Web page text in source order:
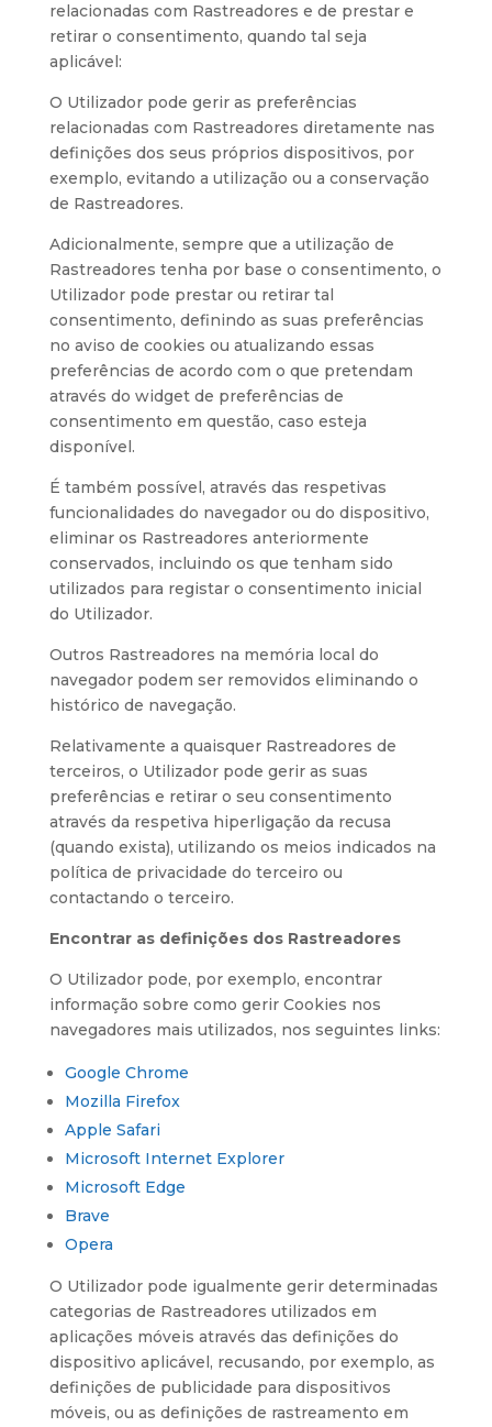
relacionadas com Rastreadores e de prestar e
retirar o consentimento, quando tal seja
aplicável:
O Utilizador pode gerir as preferências
relacionadas com Rastreadores diretamente nas
definições dos seus próprios dispositivos, por
exemplo, evitando a utilização ou a conservação
de Rastreadores.
Adicionalmente, sempre que a utilização de
Rastreadores tenha por base o consentimento, o
Utilizador pode prestar ou retirar tal
consentimento, definindo as suas preferências
no aviso de cookies ou atualizando essas
preferências de acordo com o que pretendam
através do widget de preferências de
consentimento em questão, caso esteja
disponível.
É também possível, através das respetivas
funcionalidades do navegador ou do dispositivo,
eliminar os Rastreadores anteriormente
conservados, incluindo os que tenham sido
utilizados para registar o consentimento inicial
do Utilizador.
Outros Rastreadores na memória local do
navegador podem ser removidos eliminando o
histórico de navegação.
Relativamente a quaisquer Rastreadores de
terceiros, o Utilizador pode gerir as suas
preferências e retirar o seu consentimento
através da respetiva hiperligação da recusa
(quando exista), utilizando os meios indicados na
política de privacidade do terceiro ou
contactando o terceiro.
Encontrar as definições dos Rastreadores
O Utilizador pode, por exemplo, encontrar
informação sobre como gerir Cookies nos
navegadores mais utilizados, nos seguintes links:
Google Chrome
Mozilla Firefox
Apple Safari
Microsoft Internet Explorer
Microsoft Edge
Brave
Opera
O Utilizador pode igualmente gerir determinadas
categorias de Rastreadores utilizados em
aplicações móveis através das definições do
dispositivo aplicável, recusando, por exemplo, as
definições de publicidade para dispositivos
móveis, ou as definições de rastreamento em